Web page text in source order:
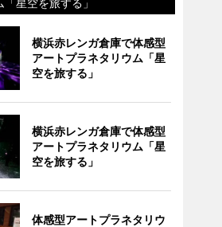
「星空を旅する」
横浜赤レンガ倉庫で体感型
アートプラネタリウム「星
空を旅する」
横浜赤レンガ倉庫で体感型
アートプラネタリウム「星
空を旅する」
体感型アートプラネタリウ